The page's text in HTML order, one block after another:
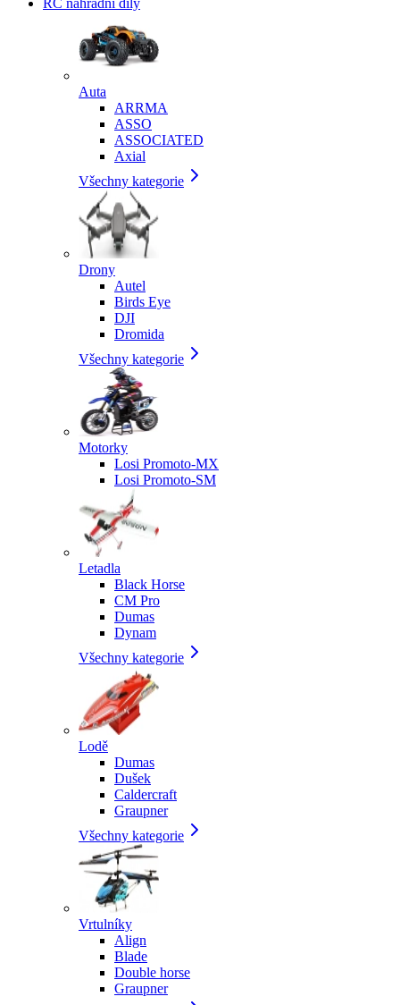
RC náhradní díly
Auta
ARRMA
ASSO
ASSOCIATED
Axial
Všechny kategorie
Drony
Autel
Birds Eye
DJI
Dromida
Všechny kategorie
Motorky
Losi Promoto-MX
Losi Promoto-SM
Letadla
Black Horse
CM Pro
Dumas
Dynam
Všechny kategorie
Lodě
Dumas
Dušek
Caldercraft
Graupner
Všechny kategorie
Vrtulníky
Align
Blade
Double horse
Graupner